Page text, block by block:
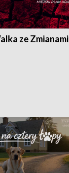
ze Zmianami